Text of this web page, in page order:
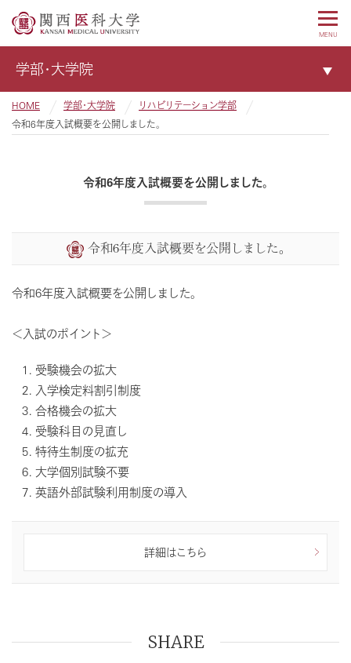
MENU
学部・大学院
HOME 学部・大学院
リハビリテーション学部
令和6年度入試概要を公開しました。
令和6年度入試概要を公開しました。
令和6年度入試概要を公開しました。
令和6年度入試概要を公開しました。
＜入試のポイント＞
受験機会の拡大
入学検定料割引制度
合格機会の拡大
受験科目の見直し
特待生制度の拡充
大学個別試験不要
英語外部試験利用制度の導入
詳細はこちら
SHARE